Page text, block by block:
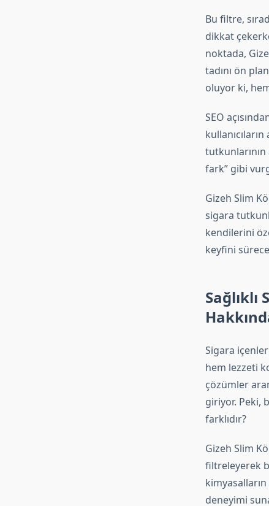
Bu filtre,
dikkat
noktada,
tadını ön
oluyor ki,
SEO
tutkunlarının
fark” gibi
Gizeh Slim
sigara
kendilerini
keyfini
Sigara
hem lezzeti
çözümler
giriyor. Peki,
farklıdır?
Gizeh Slim
filtreleyerek
deneyimi